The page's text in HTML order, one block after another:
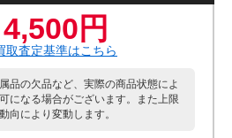
4,500円
取査定基準はこちら
品の欠品など、実際の商品状態によ
になる場合がございます。また上限
向により変動します。